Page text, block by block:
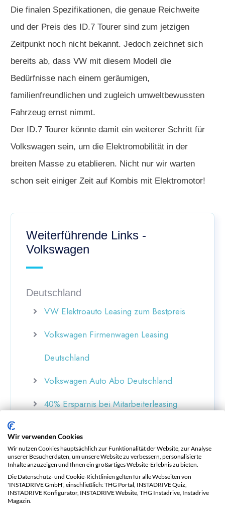
Die finalen Spezifikationen, die genaue Reichweite
und der Preis des ID.7 Tourer sind zum jetzigen
Zeitpunkt noch nicht bekannt. Jedoch zeichnet sich
bereits ab, dass VW mit diesem Modell die
Bedürfnisse nach einem geräumigen,
familienfreundlichen und zugleich umweltbewussten
Fahrzeug ernst nimmt.
Der ID.7 Tourer könnte damit ein weiterer Schritt für
Volkswagen sein, um die Elektromobilität in der
breiten Masse zu etablieren. Nicht nur wir warten
schon seit einiger Zeit auf Kombis mit Elektromotor!
Weiterführende Links -
Volkswagen
Deutschland
VW Elektroauto Leasing zum Bestpreis
Volkswagen Firmenwagen Leasing
Deutschland
Volkswagen Auto Abo Deutschland
40% Ersparnis bei Mitarbeiterleasing
VW Ladekabel Typ 2 kaufen
VW Deutschland
Gebrauchte VW Elektroautos online
Wir verwenden Cookies
Wir nutzen Cookies hauptsächlich zur Funktionalität der Website, zur Analyse
unserer Besucherdaten, um unsere Website zu verbessern, personalisierte
Inhalte anzuzeigen und Ihnen ein großartiges Website-Erlebnis zu bieten.
Die Datenschutz- und Cookie-Richtlinien gelten für alle Webseiten von
'INSTADRIVE GmbH', einschließlich: THG Portal, INSTADRIVE Quiz,
INSTADRIVE Konfigurator, INSTADRIVE Website, THG Instadrive, Instadrive
Magazin.